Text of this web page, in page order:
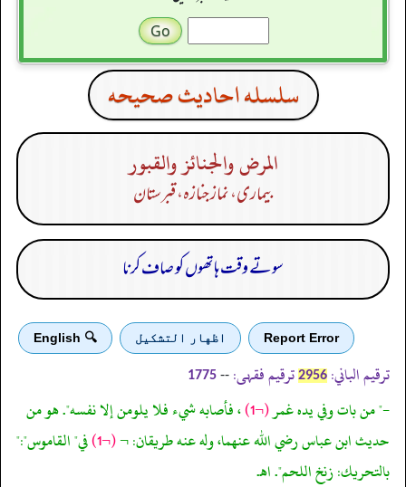
سلسله احاديث صحيحه
المرض والجنائز والقبور
بیماری، نماز جنازہ، قبرستان
سوتے وقت ہاتھوں کو صاف کرنا
Report Error اظهار التشكيل 🔍 English
ترقیم الباني: 2956 ترقیم فقہی: --
1775
-" من بات وفي يده غمر(¬1) ، فأصابه شيء فلا يلومن إلا نفسه". هو من
حديث ابن عباس رضي الله عنهما، وله عنه طريقان: ¬(¬1) في" القاموس":"
بالتحريك: زنخ اللحم". اهـ.